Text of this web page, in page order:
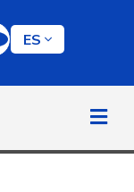
clave
ES